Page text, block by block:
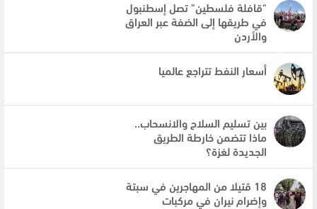
"قافلة فلسطين" تصل إسطنبول
في طريقها إلى الضفة عبر العراق
والأردن
أسعار النفط تتراجع عالميا
بين تسليم السلاح والانسحاب..
ماذا تتضمن خارطة الطريق
الجديدة لغزة؟
18 قتيلا من المهاجرين في سبتة
وإضرام نيران في مركبات